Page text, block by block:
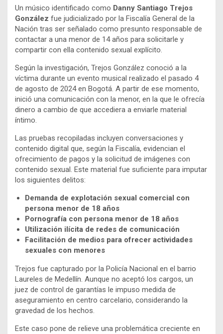
Un músico identificado como Danny Santiago Trejos
González fue judicializado por la Fiscalía General de la
Nación tras ser señalado como presunto responsable de
contactar a una menor de 14 años para solicitarle y
compartir con ella contenido sexual explícito.
Según la investigación, Trejos González conoció a la
víctima durante un evento musical realizado el pasado 4
de agosto de 2024 en Bogotá. A partir de ese momento,
inició una comunicación con la menor, en la que le ofrecía
dinero a cambio de que accediera a enviarle material
íntimo.
Las pruebas recopiladas incluyen conversaciones y
contenido digital que, según la Fiscalía, evidencian el
ofrecimiento de pagos y la solicitud de imágenes con
contenido sexual. Este material fue suficiente para imputar
los siguientes delitos:
Demanda de explotación sexual comercial con
persona menor de 18 años
Pornografía con persona menor de 18 años
Utilización ilícita de redes de comunicación
Facilitación de medios para ofrecer actividades
sexuales con menores
Trejos fue capturado por la Policía Nacional en el barrio
Laureles de Medellín. Aunque no aceptó los cargos, un
juez de control de garantías le impuso medida de
aseguramiento en centro carcelario, considerando la
gravedad de los hechos.
Este caso pone de relieve una problemática creciente en